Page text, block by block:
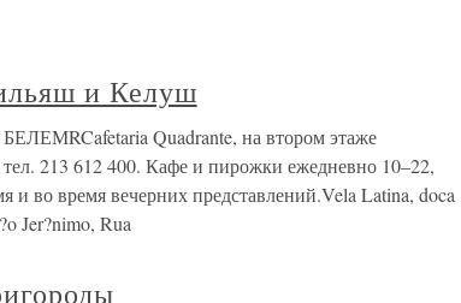
и Келуш
Quadrante, на втором этаже
213 612 400. Кафе и пирожки ежедневно 10–22,
и во время вечерних представлений.Vela Latina, doca
Jer?nimo, Rua